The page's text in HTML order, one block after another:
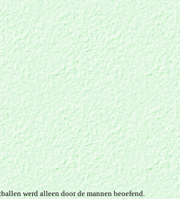
werd alleen door de mannen beoefend.